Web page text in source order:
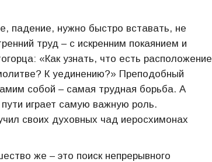
падение, нужно быстро вставать, не
труд – с искренним покаянием и
«Как узнать, что есть расположение
К уединению?» Преподобный
собой – самая трудная борьба. А
играет самую важную роль.
своих духовных чад иеросхимонах
же – это поиск непрерывного